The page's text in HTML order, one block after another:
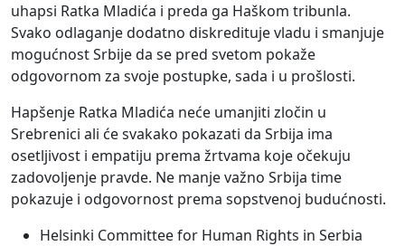
uhapsi Ratka Mladića i preda ga Haškom tribunla.
Svako odlaganje dodatno diskredituje vladu i smanjuje
mogućnost Srbije da se pred svetom pokaže
odgovornom za svoje postupke, sada i u prošlosti.
Hapšenje Ratka Mladića neće umanjiti zločin u
Srebrenici ali će svakako pokazati da Srbija ima
osetljivost i empatiju prema žrtvama koje očekuju
zadovoljenje pravde. Ne manje važno Srbija time
pokazuje i odgovornost prema sopstvenoj budućnosti.
Helsinki Committee for Human Rights in Serbia